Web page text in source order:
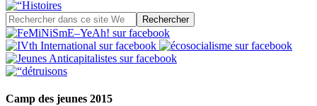
Camp des jeunes 2015